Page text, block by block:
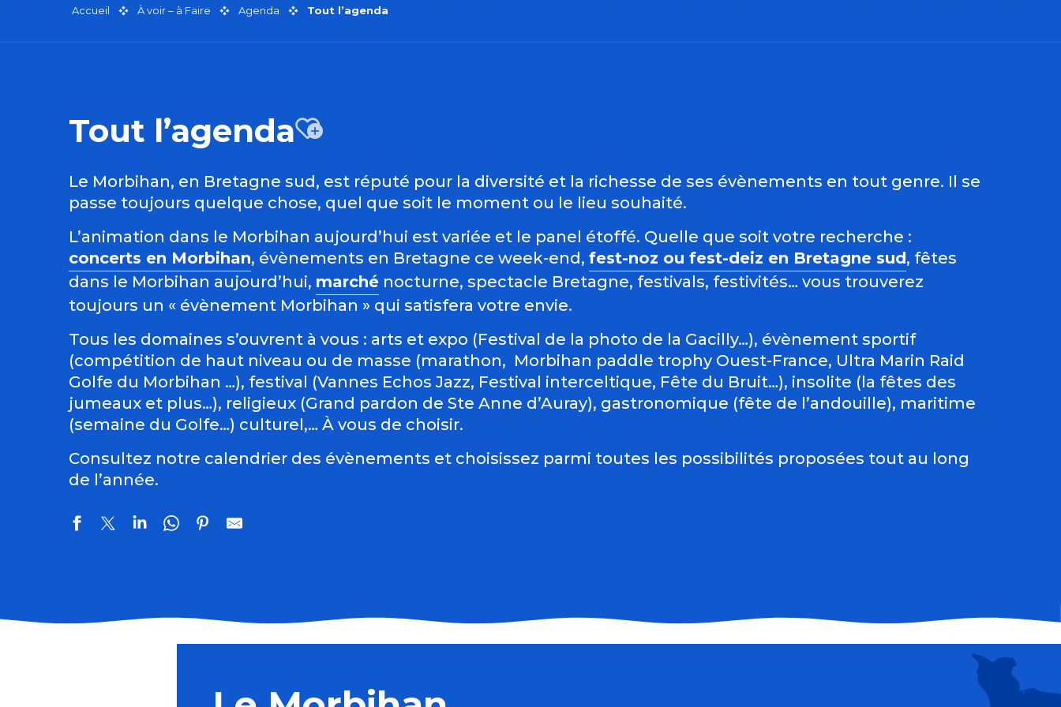
Accueil À voir – à Faire Agenda Tout l’agenda
Tout l’agendaAjouter aux favoris
Le Morbihan, en Bretagne sud, est réputé pour la diversité et la richesse de ses évènements en tout genre. Il se
passe toujours quelque chose, quel que soit le moment ou le lieu souhaité.
L’animation dans le Morbihan aujourd’hui est variée et le panel étoffé. Quelle que soit votre recherche :
concerts en Morbihan, évènements en Bretagne ce week-end, fest-noz ou fest-deiz en Bretagne sud, fêtes
dans le Morbihan aujourd’hui, marché nocturne, spectacle Bretagne, festivals, festivités… vous trouverez
toujours un « évènement Morbihan » qui satisfera votre envie.
Tous les domaines s’ouvrent à vous : arts et expo (Festival de la photo de la Gacilly…), évènement sportif
(compétition de haut niveau ou de masse (marathon, Morbihan paddle trophy Ouest-France, Ultra Marin Raid
Golfe du Morbihan …), festival (Vannes Echos Jazz, Festival interceltique, Fête du Bruit…), insolite (la fêtes des
jumeaux et plus…), religieux (Grand pardon de Ste Anne d’Auray), gastronomique (fête de l’andouille), maritime
(semaine du Golfe…) culturel,… À vous de choisir.
Consultez notre calendrier des évènements et choisissez parmi toutes les possibilités proposées tout au long
de l’année.